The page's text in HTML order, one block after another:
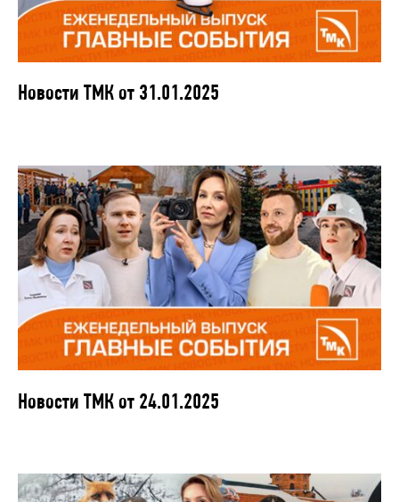
Новости ТМК от 31.01.2025
Новости ТМК от 24.01.2025